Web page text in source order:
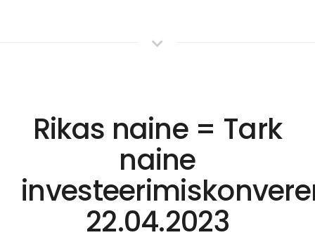
Rikas naine = Tark
naine
22.04.2023